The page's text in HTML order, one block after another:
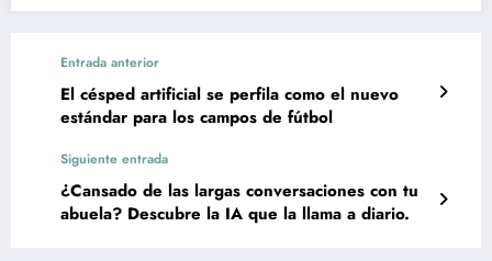
Entrada anterior
El césped artificial se perfila como el nuevo
estándar para los campos de fútbol
Siguiente entrada
¿Cansado de las largas conversaciones con tu
abuela? Descubre la IA que la llama a diario.